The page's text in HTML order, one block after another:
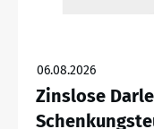
06.08.2026
Zinslose